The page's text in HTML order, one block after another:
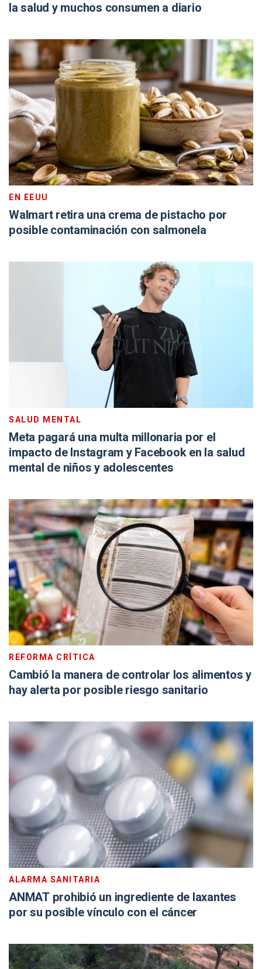
la salud y muchos consumen a diario
EN EEUU
Walmart retira una crema de pistacho por
posible contaminación con salmonela
SALUD MENTAL
Meta pagará una multa millonaria por el
impacto de Instagram y Facebook en la salud
mental de niños y adolescentes
REFORMA CRÍTICA
Cambió la manera de controlar los alimentos y
hay alerta por posible riesgo sanitario
ALARMA SANITARIA
ANMAT prohibió un ingrediente de laxantes
por su posible vínculo con el cáncer